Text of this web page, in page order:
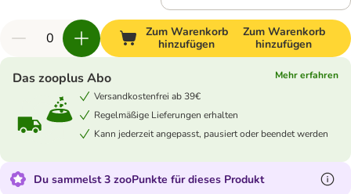
Zum Warenkorb
hinzufügen
Zum Warenkorb
hinzufügen
Das zooplus Abo
Mehr erfahren
Versandkostenfrei ab 39€
Regelmäßige Lieferungen erhalten
Kann jederzeit angepasst, pausiert oder beendet werden
Du sammelst 3 zooPunkte für dieses Produkt